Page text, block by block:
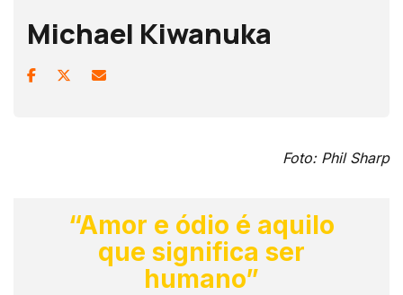
Michael Kiwanuka
Foto: Phil Sharp
“Amor e ódio é aquilo
que significa ser
humano”